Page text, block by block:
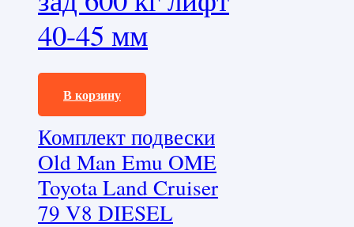
40-45 мм
343800,0₽
В корзину
Комплект подвески
Old Man Emu OME
Toyota Land Cruiser
79 V8 DIESEL